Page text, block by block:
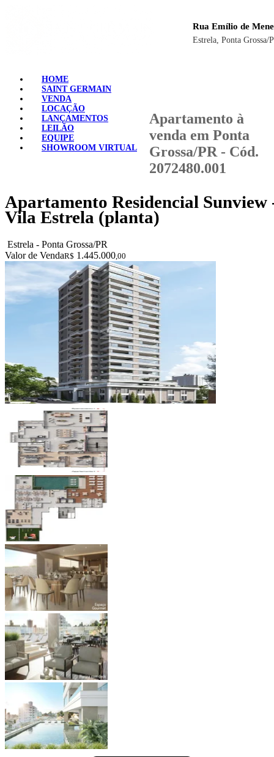
Rua Emílio de
Estrela, Ponta Grossa/
HOME
SAINT GERMAIN
VENDA
LOCAÇÃO
LANÇAMENTOS
LEILÃO
EQUIPE
SHOWROOM VIRTUAL
Apartamento à
venda em Ponta
Grossa/PR - Cód.
2072480.001
Apartamento Residencial Sunview
Vila Estrela (planta)
Estrela - Ponta Grossa/PR
Valor de VendaR$ 1.445.000,00